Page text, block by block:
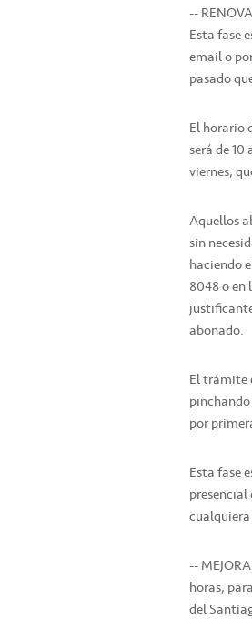
--
Esta fase
email o
pasado
El horario
será de 10
viernes,
Aquellos
sin
haciendo
8048 o en
abonado.
El trámite
por
Esta fase
presencial
--
horas,
del